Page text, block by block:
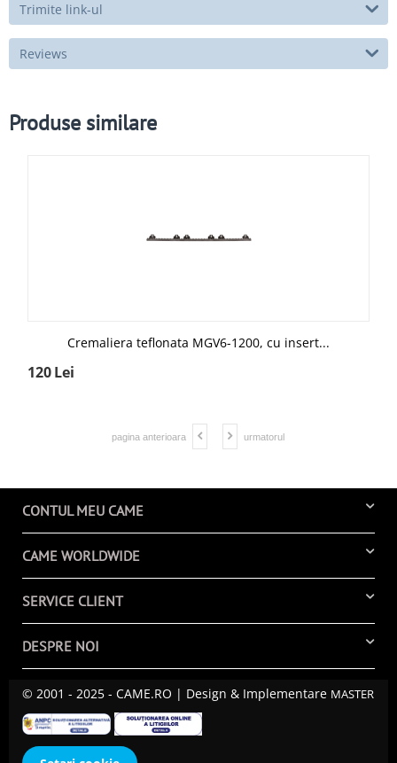
Trimite link-ul
Reviews
Produse similare
Cremaliera teflonata MGV6-1200, cu insert...
120Lei
pagina anterioara urmatorul
CONTUL MEU CAME
CAME WORLDWIDE
SERVICE CLIENT
DESPRE NOI
© 2001 - 2025 - CAME.RO | Design & Implementare MASTER